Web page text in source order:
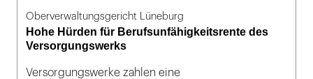
Oberverwaltungsgericht Lüneburg
Hohe Hürden für Berufsunfähigkeitsrente des
Versorgungswerks
Versorgungswerke zahlen eine